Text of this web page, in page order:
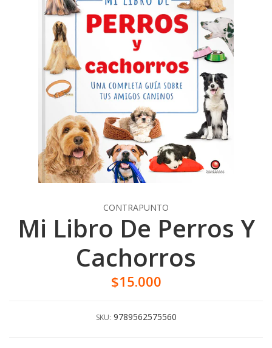
CONTRAPUNTO
Mi Libro De Perros Y
Cachorros
$15.000
SKU: 9789562575560